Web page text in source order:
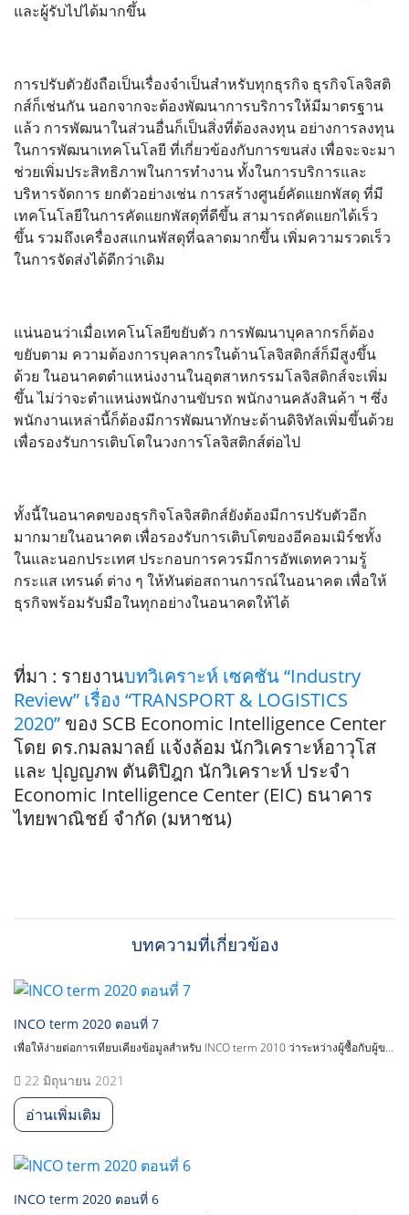
และผู้รับไปได้มากขึ้น
การปรับตัวยังถือเป็นเรื่องจำเป็นสำหรับทุกธุรกิจ ธุรกิจโลจิสติ
กส์ก็เช่นกัน นอกจากจะต้องพัฒนาการบริการให้มีมาตรฐาน
แล้ว การพัฒนาในส่วนอื่นก็เป็นสิ่งที่ต้องลงทุน อย่างการลงทุน
ในการพัฒนาเทคโนโลยี ที่เกี่ยวข้องกับการขนส่ง เพื่อจะจะมา
ช่วยเพิ่มประสิทธิภาพในการทำงาน ทั้งในการบริการและ
บริหารจัดการ ยกตัวอย่างเช่น การสร้างศูนย์คัดแยกพัสดุ ที่มี
เทคโนโลยีในการคัดแยกพัสดุที่ดีขึ้น สามารถคัดแยกได้เร็ว
ขึ้น รวมถึงเครื่องสแกนพัสดุที่ฉลาดมากขึ้น เพิ่มความรวดเร็ว
ในการจัดส่งได้ดีกว่าเดิม
แน่นอนว่าเมื่อเทคโนโลยีขยับตัว การพัฒนาบุคลากรก็ต้อง
ขยับตาม ความต้องการบุคลากรในด้านโลจิสติกส์ก็มีสูงขึ้น
ด้วย ในอนาคตตำแหน่งงานในอุตสาหกรรมโลจิสติกส์จะเพิ่ม
ขึ้น ไม่ว่าจะตำแหน่งพนักงานขับรถ พนักงานคลังสินค้า ฯ ซึ่ง
พนักงานเหล่านี้ก็ต้องมีการพัฒนาทักษะด้านดิจิทัลเพิ่มขึ้นด้วย
เพื่อรองรับการเติบโตในวงการโลจิสติกส์ต่อไป
ทั้งนี้ในอนาคตของธุรกิจโลจิสติกส์ยังต้องมีการปรับตัวอีก
มากมายในอนาคต เพื่อรองรับการเติบโตของอีคอมเมิร์ชทั้ง
ในและนอกประเทศ ประกอบการควรมีการอัพเดทความรู้
กระแส เทรนด์ ต่าง ๆ ให้ทันต่อสถานการณ์ในอนาคต เพื่อให้
ธุรกิจพร้อมรับมือในทุกอย่างในอนาคตให้ได้
ที่มา : รายงานบทวิเคราะห์ เซคชัน “Industry
Review” เรื่อง “TRANSPORT & LOGISTICS
2020” ของ SCB Economic Intelligence Center
โดย ดร.กมลมาลย์ แจ้งล้อม นักวิเคราะห์อาวุโส
และ ปุญญภพ ตันติปิฎก นักวิเคราะห์ ประจำ
Economic Intelligence Center (EIC) ธนาคาร
ไทยพาณิชย์ จำกัด (มหาชน)
บทความที่เกี่ยวข้อง
INCO term 2020 ตอนที่ 7
เพื่อให้ง่ายต่อการเทียบเคียงข้อมูลสำหรับ INCO term 2010 ว่าระหว่างผู้ซื้อกับผู้ข...
22 มิถุนายน 2021
อ่านเพิ่มเติม
INCO term 2020 ตอนที่ 6